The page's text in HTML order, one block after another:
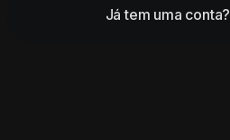
Já tem uma conta?